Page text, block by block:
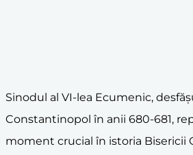
Sinodul al VI-lea Ecumenic,
Constantinopol în anii 680-681,
moment crucial în istoria Bisericii